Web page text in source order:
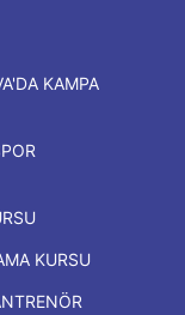
KAMPA
KURSU